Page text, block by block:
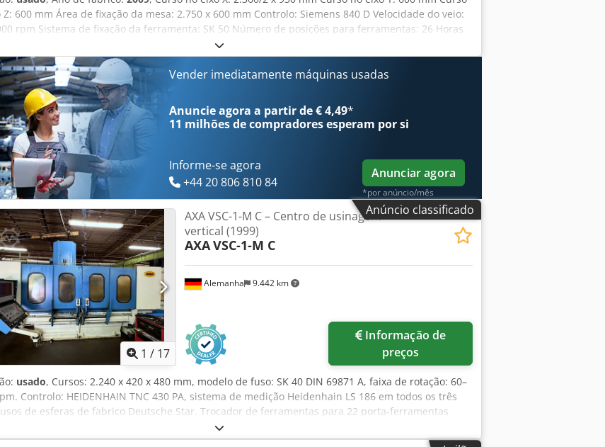
Z: 600 mm Área de fixação da mesa: 2.750 x 600 mm Controlo: Siemens 840 D Velocidade do veio:
rpm Sistema de fixação da ferramenta: SK 50 Número de posições para ferramentas: 26 Horas
aproximadamente 50.884 horas Potência de ligação: 69 KVA Peso da máquina:
20 toneladas Na nossa avaliação, a máquina encontra-se em bom estado de
e pode ser inspecionada com energia, mediante marcação prévia. Características técnicas e
- Volante manual, Heidenhain HR 410 - Transportador de aparas - Sistema de filtragem de
Acessórios, ferramentas e dispositivos de fixação mostrados nas imagens fazem parte do
de fornecimento apenas se estiverem mencionados nas informações adicionais. Alterações e erros
e especificações técnicas, bem como vendas intermediárias, são reservados! Dkodozqgh Hopfx
Vender imediatamente máquinas usadas
Anuncie agora a partir de € 4,49*
11 milhões de compradoresesperam por si
Informe-se agora
+44 20 806 810 84
Anunciar agora
*por anúncio/mês
Anúncio classificado
1 / 17
Alemanha 9.442 km
AXA VSC-1-M C – Centro de usinagem
vertical (1999)
AXAVSC-1-M C
preços
usado, Cursos: 2.240 x 420 x 480 mm, modelo de fuso: SK 40 DIN 69871 A, faixa de rotação: 60–
Controlo: HEIDENHAIN TNC 430 PA, sistema de medição Heidenhain LS 186 em todos os três
de esferas de fabrico Deutsche Star. Trocador de ferramentas para 22 porta-ferramentas
fornecimento de fluido de refrigeração interno a 20 bar, sistema de filtro de banda
transportador de aparas de banda articulado e eixo B. O curso do eixo X de 2.240 mm foi